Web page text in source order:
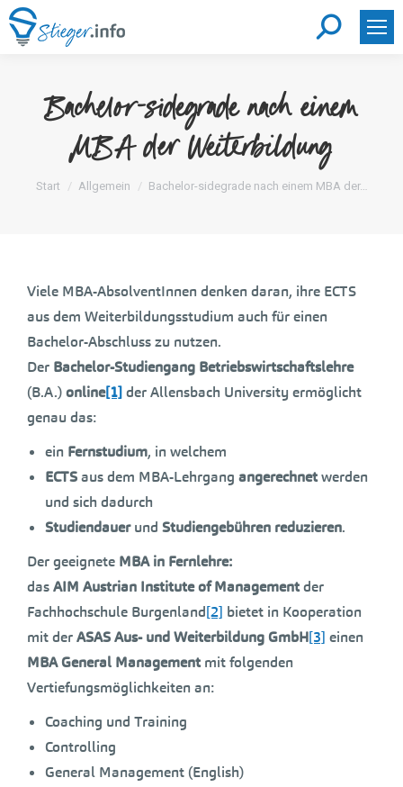
Search:
Bachelor-sidegrade nach einem
MBA der Weiterbildung
Sie befinden sich hier:
Start Allgemein Bachelor-sidegrade nach einem MBA der…
Viele MBA-AbsolventInnen denken daran, ihre ECTS
aus dem Weiterbildungsstudium auch für einen
Bachelor-Abschluss zu nutzen.
Der Bachelor-Studiengang Betriebswirtschaftslehre
(B.A.)online[1]der Allensbach University ermöglicht
genau das:
ein Fernstudium, in welchem
ECTSaus dem MBA-Lehrgang angerechnetwerden
und sich dadurch
Studiendauerund Studiengebühren reduzieren.
Dergeeignete MBA in Fernlehre:
dasAIM Austrian Institute of Managementder
Fachhochschule Burgenland[2] bietet in Kooperation
mit derASAS Aus- und Weiterbildung GmbH[3] einen
MBA General Managementmit folgenden
Vertiefungsmöglichkeiten an:
Coaching und Training
Controlling
General Management (English)